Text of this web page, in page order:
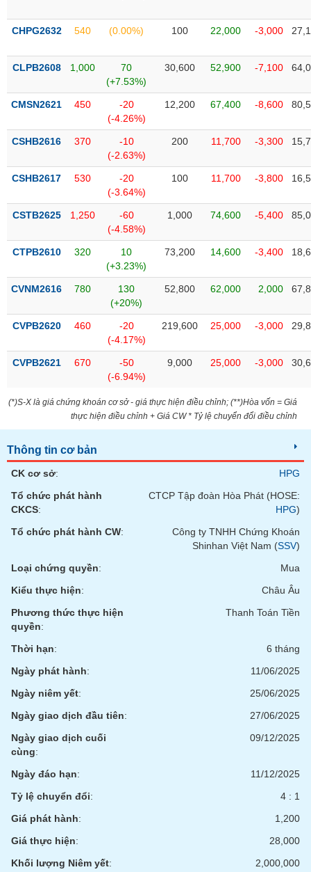
CHPG2632 540 (0.00%) 100 22,000 -3,000
CLPB2608 1,000
70
(+7.53%)
30,600 52,900 -7,100
CMSN2621 450
-20
(-4.26%)
12,200 67,400 -8,600
CSHB2616 370
-10
(-2.63%)
200 11,700 -3,300
CSHB2617 530
-20
(-3.64%)
100 11,700 -3,800
CSTB2625 1,250
-60
(-4.58%)
1,000 74,600 -5,400
CTPB2610 320
10
(+3.23%)
73,200 14,600 -3,400
CVNM2616 780
130
(+20%)
52,800 62,000 2,000
CVPB2620 460
-20
(-4.17%)
219,600 25,000 -3,000
CVPB2621 670
-50
(-6.94%)
9,000 25,000 -3,000
(*)S-X là giá chứng khoán cơ sở - giá thực hiện điều chỉnh; (**)Hòa vốn = Giá
thực hiện điều chỉnh + Giá CW * Tỷ lệ chuyển đổi điều chỉnh
Thông tin cơ bản
CK cơ sở:
HPG
Tổ chức phát hành
CKCS:
CTCP Tập đoàn Hòa Phát (HOSE:
HPG)
Tổ chức phát hành CW:
Công ty TNHH Chứng Khoán
Shinhan Việt Nam (SSV)
Loại chứng quyền:
Mua
Kiểu thực hiện:
Châu Âu
Phương thức thực hiện
quyền:
Thanh Toán Tiền
Thời hạn:
6 tháng
Ngày phát hành:
11/06/2025
Ngày niêm yết:
25/06/2025
Ngày giao dịch đầu tiên:
27/06/2025
Ngày giao dịch cuối
cùng:
09/12/2025
Ngày đáo hạn:
11/12/2025
Tỷ lệ chuyển đổi:
4 : 1
Giá phát hành:
1,200
Giá thực hiện:
28,000
Khối lượng Niêm yết: 2,000,000
ngữ
(-)
Dịch
(-)
Đào
chính
Công
cụ
tư
tài
chính
Dữ
tài
chính